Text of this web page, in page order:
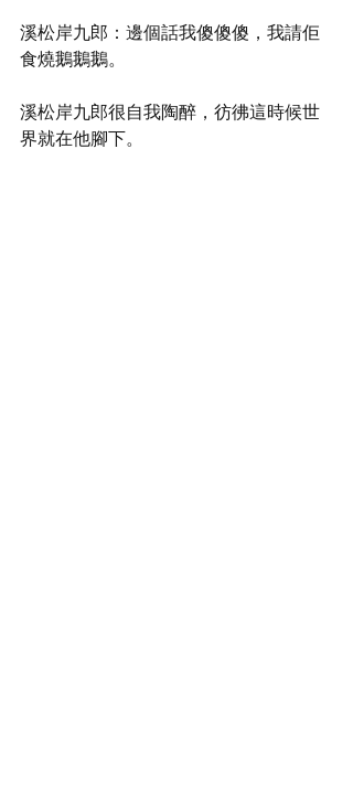
溪松岸九郎：邊個話我傻傻傻，我請佢
食燒鵝鵝鵝。
溪松岸九郎很自我陶醉，彷彿這時候世
界就在他腳下。